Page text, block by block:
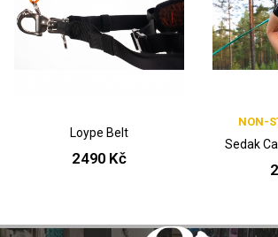
Loype Belt
2490 Kč
NON-
Sedak